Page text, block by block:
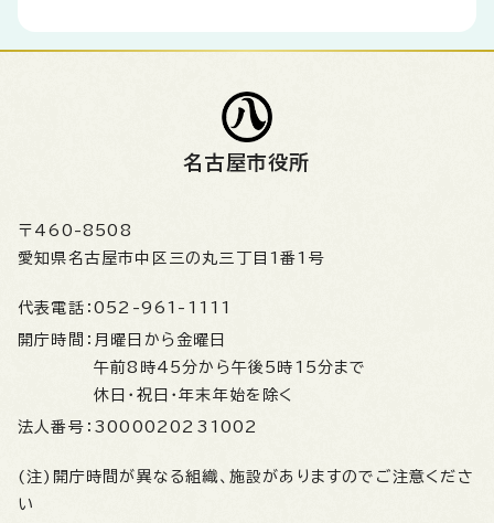
名古屋市役所
〒460-8508
愛知県名古屋市中区三の丸三丁目1番1号
代表電話： 052-961-1111
開庁時間： 月曜日から金曜日
午前8時45分から午後5時15分まで
休日・祝日・年末年始を除く
法人番号： 3000020231002
(注)開庁時間が異なる組織、施設がありますのでご注意くださ
い